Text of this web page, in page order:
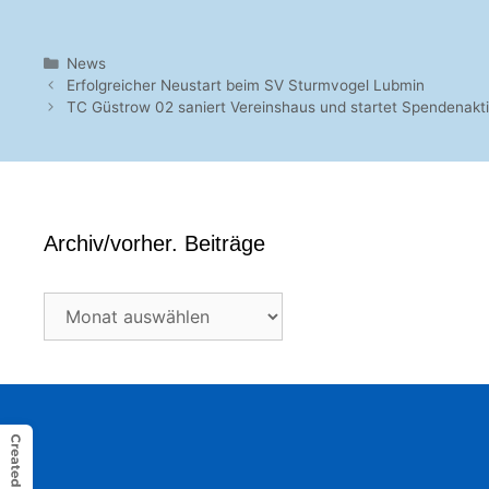
Kategorien
News
Erfolgreicher Neustart beim SV Sturmvogel Lubmin
TC Güstrow 02 saniert Vereinshaus und startet
Archiv/vorher. Beiträge
Beiträge